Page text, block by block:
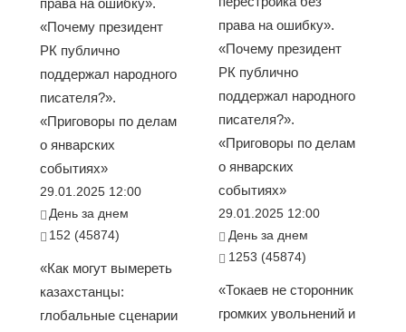
права на ошибку».
«Почему президент
РК публично
поддержал народного
писателя?».
«Приговоры по делам
о январских
событиях»
29.01.2025 12:00
День за днем
152 (45874)
«Как могут вымереть
казахстанцы:
глобальные сценарии
права на ошибку».
«Почему президент
РК публично
поддержал народного
писателя?».
«Приговоры по делам
о январских
событиях»
29.01.2025 12:00
День за днем
1253 (45874)
«Токаев не сторонник
громких увольнений и